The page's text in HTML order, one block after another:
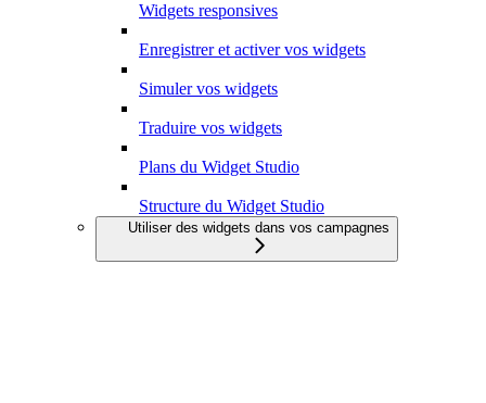
Widgets responsives
Enregistrer et activer vos widgets
Simuler vos widgets
Traduire vos widgets
Plans du Widget Studio
Structure du Widget Studio
Utiliser des widgets dans vos campagnes